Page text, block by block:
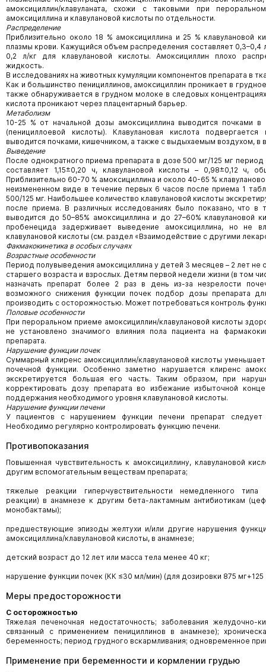
амоксициллин/клавуланата, схожи с таковыми при
амоксициллина и клавулановой кислоты по отдельности.
Распределение
Приблизительно около 18 % амоксициллина и 25 % клавулановой
плазмы крови. Кажущийся объем распределения составляет 0,3–0,4
0,2 л/кг для клавулановой кислоты. Амоксициллин плохо
жидкость.
В исследованиях на животных кумуляции компонентов препарата в
Как и большинство пенициллинов, амоксициллин проникает в
также обнаруживается в грудном молоке в следовых
кислота проникают через плацентарный барьер.
Метаболизм
10-25 % от начальной дозы амоксициллина выводится почками в
(пенициллоевой кислоты). Клавулановая кислота
выводится почками, кишечником, а также с выдыхаемым воздухом, в
Выведение
После однократного приема препарата в дозе 500 мг/125 мг
составляет 1,15±0,20 ч, клавулановой кислоты – 0,98±0,12 ч,
Приблизительно 60-70 % амоксициллина и около 40-65 %
неизмененном виде в течение первых 6 часов после приема 1
500/125 мг. Наибольшее количество клавулановой кислоты
после приема. В различных исследованиях было показано, что в
выводится до 50–85% амоксициллина и до 27–60% клавулановой
пробенецида задерживает выведение амоксициллина, но не
клавулановой кислоты (см. раздел «Взаимодействие с другими
Факмакокинетика в особых случаях
Возрастные особенности
Период полувыведения амоксициллина у детей 3 месяцев – 2 лет не
старшего возраста и взрослых. Детям первой недели жизни (в том
назначать препарат более 2 раз в день из-за незрелости
возможного снижения функции почек подбор дозы препарата
производить с осторожностью. Может потребоваться контроль
Половые особенности
При пероральном приеме амоксициллин/клавулановой кислоты
не установлено значимого влияния пола пациента на
препарата.
Нарушение функции почек
Суммарный клиренс амоксициллин/клавулановой кислоты
почечной функции. Особенно заметно нарушается клиренс
экскретируется большая его часть. Таким образом, при
корректировать дозу препарата во избежание избыточной
поддержания необходимого уровня клавулановой кислоты.
Нарушение функции печени
У пациентов с нарушением функции печени препарат следует
Необходимо регулярно контролировать функцию печени.
Противопоказания
Повышенная чувствительность к амоксициллину, клавулановой
другим вспомогательным веществам препарата;
тяжелые реакции гиперчувствительности немедленного типа
реакции) в анамнезе к другим бета-лактамным антибиотикам
монобактамы);
предшествующие эпизоды желтухи и/или другие нарушения
амоксициллина/клавулановой кислоты, в анамнезе;
детский возраст до 12 лет или масса тела менее 40 кг;
нарушение функции почек (КК ≤30 мл/мин) (для дозировки 875 мг+125
Меры предосторожности
С осторожностью
Тяжелая печеночная недостаточность; заболевания желудочно-
связанный с применением пенициллинов в анамнезе);
беременность; период грудного вскармливания; одновременное
Применение при беременности и кормлении грудью